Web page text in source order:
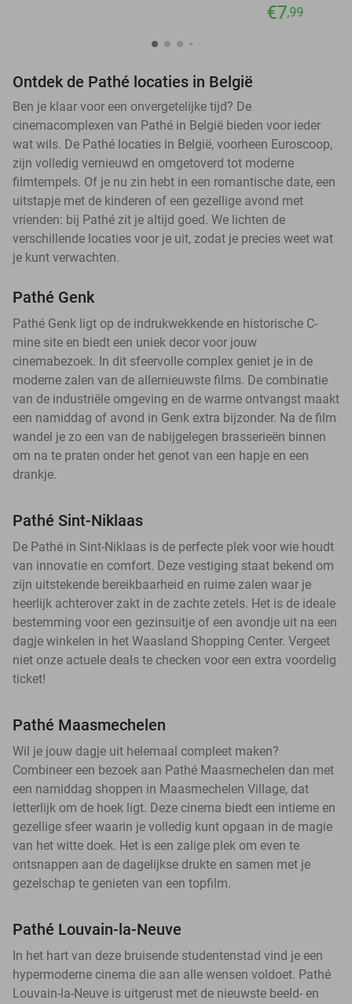
€7,99
Ontdek de Pathé locaties in België
Ben je klaar voor een onvergetelijke tijd? De
cinemacomplexen van Pathé in België bieden voor ieder
wat wils. De Pathé locaties in België, voorheen Euroscoop,
zijn volledig vernieuwd en omgetoverd tot moderne
filmtempels. Of je nu zin hebt in een romantische date, een
uitstapje met de kinderen of een gezellige avond met
vrienden: bij Pathé zit je altijd goed. We lichten de
verschillende locaties voor je uit, zodat je precies weet wat
je kunt verwachten.
Pathé Genk
Pathé Genk ligt op de indrukwekkende en historische C-
mine site en biedt een uniek decor voor jouw
cinemabezoek. In dit sfeervolle complex geniet je in de
moderne zalen van de allernieuwste films. De combinatie
van de industriële omgeving en de warme ontvangst maakt
een namiddag of avond in Genk extra bijzonder. Na de film
wandel je zo een van de nabijgelegen brasserieën binnen
om na te praten onder het genot van een hapje en een
drankje.
Pathé Sint-Niklaas
De Pathé in Sint-Niklaas is de perfecte plek voor wie houdt
van innovatie en comfort. Deze vestiging staat bekend om
zijn uitstekende bereikbaarheid en ruime zalen waar je
heerlijk achterover zakt in de zachte zetels. Het is de ideale
bestemming voor een gezinsuitje of een avondje uit na een
dagje winkelen in het Waasland Shopping Center. Vergeet
niet onze actuele deals te checken voor een extra voordelig
ticket!
Pathé Maasmechelen
Wil je jouw dagje uit helemaal compleet maken?
Combineer een bezoek aan Pathé Maasmechelen dan met
een namiddag shoppen in Maasmechelen Village, dat
letterlijk om de hoek ligt. Deze cinema biedt een intieme en
gezellige sfeer waarin je volledig kunt opgaan in de magie
van het witte doek. Het is een zalige plek om even te
ontsnappen aan de dagelijkse drukte en samen met je
gezelschap te genieten van een topfilm.
Pathé Louvain-la-Neuve
In het hart van deze bruisende studentenstad vind je een
hypermoderne cinema die aan alle wensen voldoet. Pathé
Louvain-la-Neuve is uitgerust met de nieuwste beeld- en